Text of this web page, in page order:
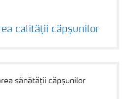
calităţii căpşunilor